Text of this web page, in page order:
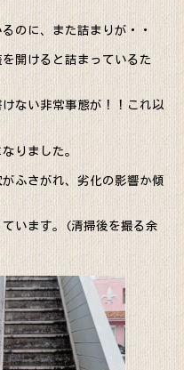
のに、また詰まりが・・
開けると詰まっているた
ない非常事態が！！これ以
りました。
ふさがれ、劣化の影響か傾
います。(清掃後を撮る余